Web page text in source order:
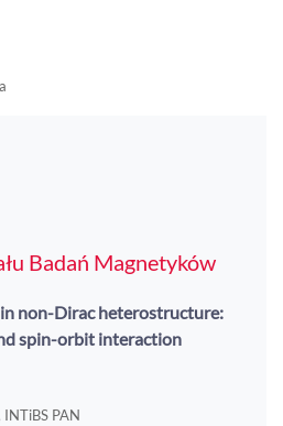
Badań Magnetyków
non-Dirac heterostructure:
spin-orbit interaction
PAN